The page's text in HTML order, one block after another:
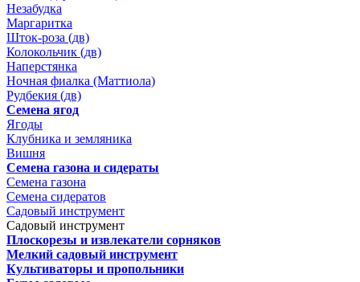
Незабудка
Маргаритка
Шток-роза (дв)
Колокольчик (дв)
Наперстянка
Ночная фиалка (Маттиола)
Рудбекия (дв)
Семена ягод
Ягоды
Клубника и земляника
Вишня
Семена газона и сидераты
Семена газона
Семена сидератов
Садовый инструмент
Садовый инструмент
Плоскорезы и извлекатели сорняков
Мелкий садовый инструмент
Культиваторы и пропольники